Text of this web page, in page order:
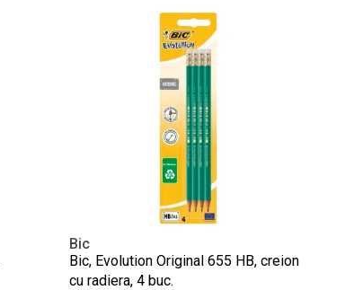
Bic
Bic, Evolution Original 655 HB, creion
cu radiera, 4 buc.